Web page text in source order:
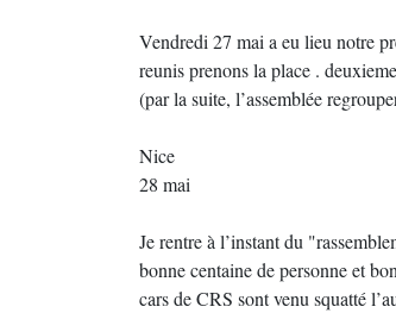
Vendredi 27 mai a eu lieu notre
reunis prenons la place .
(par la suite, l’assemblée
Nice
28 mai
Je rentre à l’instant du
bonne centaine de personne et
cars de CRS sont venu squatté